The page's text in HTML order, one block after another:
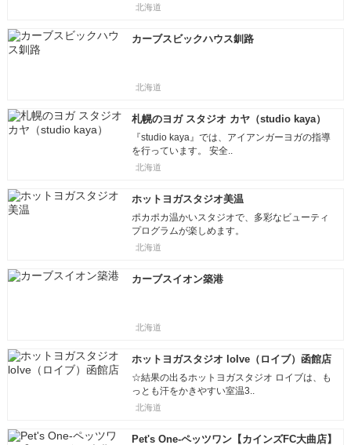
北海道
カーブスビックハウス釧路
北海道
札幌のヨガ スタジオ カヤ（studio kaya）
『studio kaya』では、アイアンガーヨガの指導
を行っています。 安全..
北海道
ホットヨガスタジオ美温
ポカポカ温かいスタジオで、多彩なビューティ
プログラムが楽しめます。
北海道
カーブスイオン築港
北海道
ホットヨガスタジオ loIve（ロイブ）函館店
☆結果の出るホットヨガスタジオ ロイブは、も
っとも汗をかきやすい室温3..
北海道
Pet's One-ペッツワン【カインズFC大曲店】